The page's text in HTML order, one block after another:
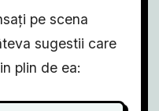
pe scena
sugestii care
plin de ea: